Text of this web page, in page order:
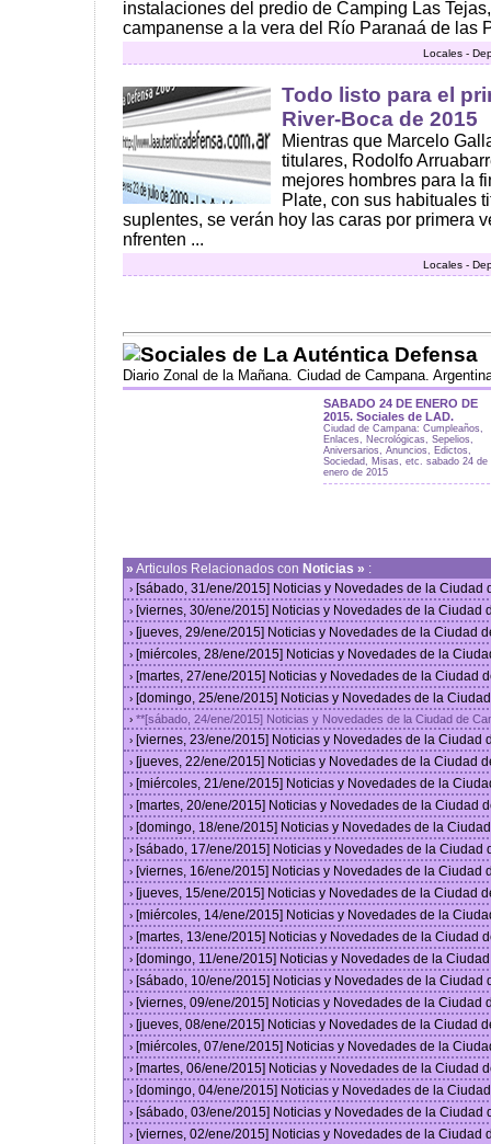
instalaciones del predio de Camping Las
campanense a la vera del Río Paranaá de las
Locales -
Todo listo para el
River-Boca de 2015
Mientras que Marcelo
titulares, Rodolfo
mejores hombres para la
Plate, con sus habituales
suplentes, se verán hoy las caras por primera
nfrenten ...
Locales -
Sociales de La Auténtica Defensa
Diario Zonal de la Mañana. Ciudad de Campana.
SABADO 24 DE ENERO DE
2015. Sociales de LAD.
Ciudad de Campana: Cumpleaños,
Enlaces, Necrológicas, Sepelios,
Aniversarios, Anuncios, Edictos,
Sociedad, Misas, etc. sabado 24 de
enero de 2015
» Articulos Relacionados con Noticias » :
› [sábado, 31/ene/2015] Noticias y Novedades de la Ciudad
› [viernes, 30/ene/2015] Noticias y Novedades de la Ciudad
› [jueves, 29/ene/2015] Noticias y Novedades de la Ciudad
› [miércoles, 28/ene/2015] Noticias y Novedades de la
› [martes, 27/ene/2015] Noticias y Novedades de la Ciudad
› [domingo, 25/ene/2015] Noticias y Novedades de la
› **[sábado, 24/ene/2015] Noticias y Novedades de la Ciudad de
› [viernes, 23/ene/2015] Noticias y Novedades de la Ciudad
› [jueves, 22/ene/2015] Noticias y Novedades de la Ciudad
› [miércoles, 21/ene/2015] Noticias y Novedades de la
› [martes, 20/ene/2015] Noticias y Novedades de la Ciudad
› [domingo, 18/ene/2015] Noticias y Novedades de la
› [sábado, 17/ene/2015] Noticias y Novedades de la Ciudad
› [viernes, 16/ene/2015] Noticias y Novedades de la Ciudad
› [jueves, 15/ene/2015] Noticias y Novedades de la Ciudad
› [miércoles, 14/ene/2015] Noticias y Novedades de la
› [martes, 13/ene/2015] Noticias y Novedades de la Ciudad
› [domingo, 11/ene/2015] Noticias y Novedades de la
› [sábado, 10/ene/2015] Noticias y Novedades de la Ciudad
› [viernes, 09/ene/2015] Noticias y Novedades de la Ciudad
› [jueves, 08/ene/2015] Noticias y Novedades de la Ciudad
› [miércoles, 07/ene/2015] Noticias y Novedades de la
› [martes, 06/ene/2015] Noticias y Novedades de la Ciudad
› [domingo, 04/ene/2015] Noticias y Novedades de la
› [sábado, 03/ene/2015] Noticias y Novedades de la Ciudad
› [viernes, 02/ene/2015] Noticias y Novedades de la Ciudad